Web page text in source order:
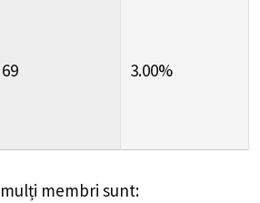
69 3.00%
membri sunt: